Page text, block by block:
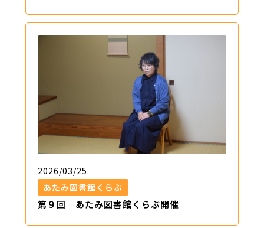
2026/03/25
あたみ図書館くらぶ
第９回 あたみ図書館くらぶ開催